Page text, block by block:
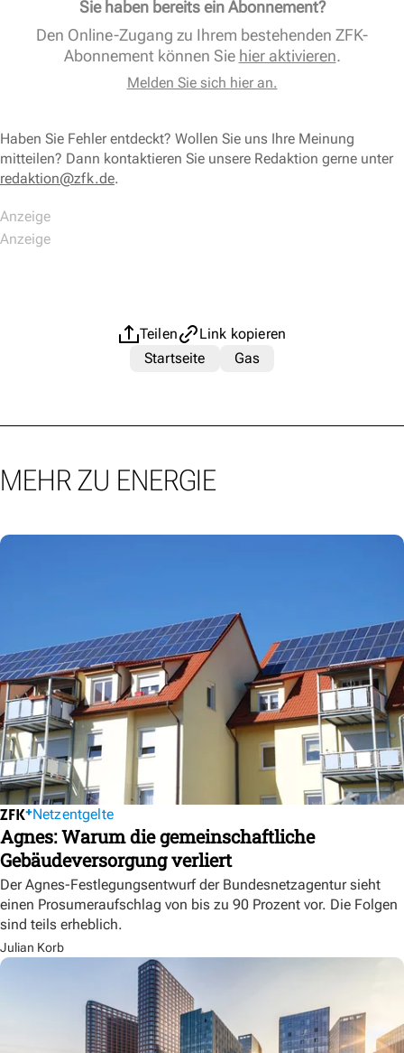
Sie haben bereits ein Abonnement?
Den Online-Zugang zu Ihrem bestehenden ZFK-
Abonnement können Sie hier aktivieren.
Melden Sie sich hier an.
Haben Sie Fehler entdeckt? Wollen Sie uns Ihre Meinung
mitteilen? Dann kontaktieren Sie unsere Redaktion gerne unter
redaktion@zfk.de.
Teilen
Link kopieren
Startseite
Gas
MEHR ZU ENERGIE
Netzentgelte
Agnes: Warum die gemeinschaftliche
Gebäudeversorgung verliert
Der Agnes-Festlegungsentwurf der Bundesnetzagentur sieht
einen Prosumeraufschlag von bis zu 90 Prozent vor. Die Folgen
sind teils erheblich.
Julian Korb